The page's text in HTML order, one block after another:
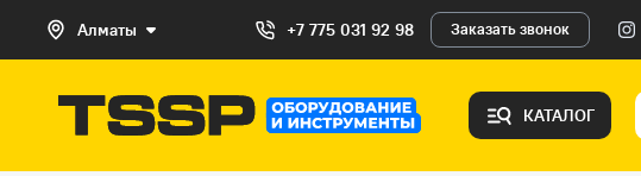
Алматы +7 775 031 92 98 Заказать звонок
КАТАЛОГ